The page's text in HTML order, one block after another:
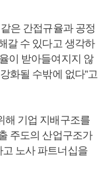
은 간접규율과 공정
갈 수 있다고 생각하
이 받아들여지지 않
화될 수밖에 없다”고
해 기업 지배구조를
주도의 산업구조가
노사 파트너십을